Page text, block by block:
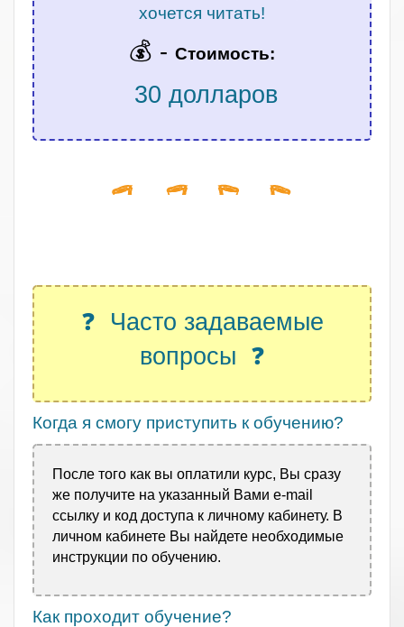
хочется читать!
💰 - Стоимость:
30 долларов
❓ Часто задаваемые
вопросы ❓
Когда я смогу приступить к обучению?
После того как вы оплатили курс, Вы сразу
же получите на указанный Вами e-mail
ссылку и код доступа к личному кабинету. В
личном кабинете Вы найдете необходимые
инструкции по обучению.
Как проходит обучение?